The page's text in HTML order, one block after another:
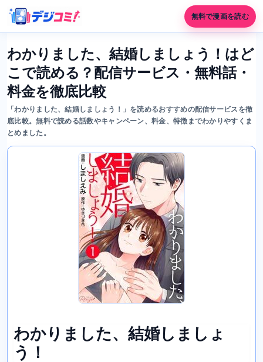
無料で漫画を読む
わかりました、結婚しましょう！はど
こで読める？配信サービス・無料話・
料金を徹底比較
「わかりました、結婚しましょう！」を読めるおすすめの配信サービスを徹
底比較。無料で読める話数やキャンペーン、料金、特徴までわかりやすくま
とめました。
わかりました、結婚しましょ
う！